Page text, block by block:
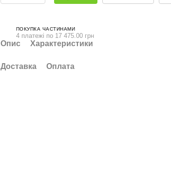
ПОКУПКА ЧАСТИНАМИ
4 платежі по 17 475.00 грн
Опис Характеристики
Доставка Оплата